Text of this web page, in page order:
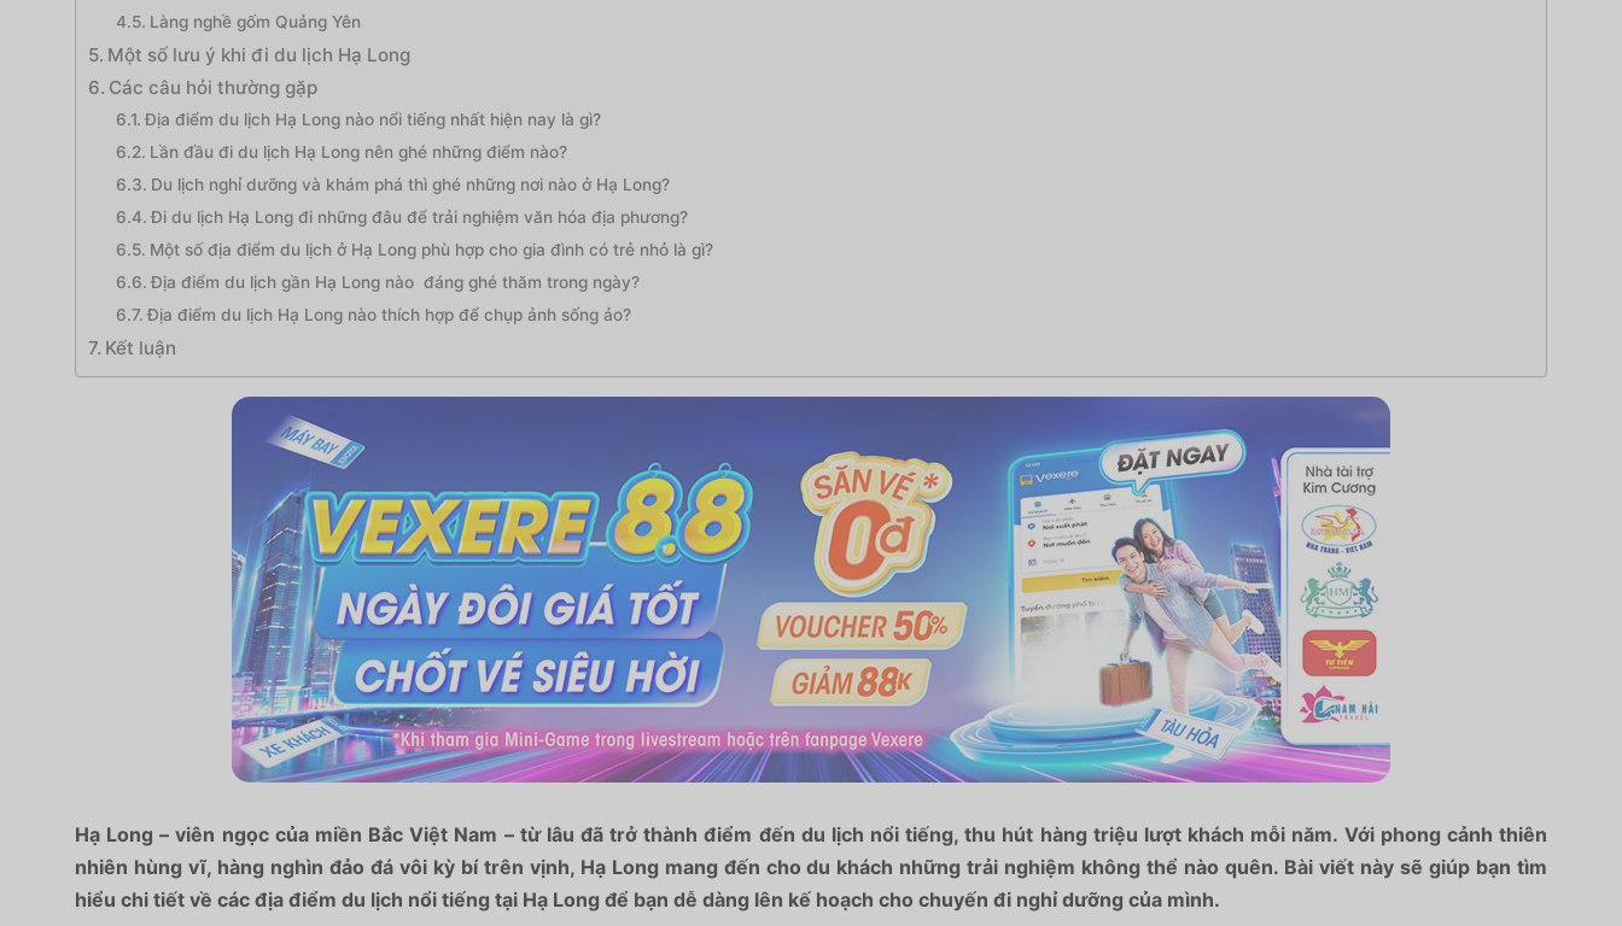
Làng nghề gốm Quảng Yên
Một số lưu ý khi đi du lịch Hạ Long
Các câu hỏi thường gặp
Địa điểm du lịch Hạ Long nào nổi tiếng nhất hiện nay là gì?
Lần đầu đi du lịch Hạ Long nên ghé những điểm nào?
Du lịch nghỉ dưỡng và khám phá thì ghé những nơi nào ở Hạ Long?
Đi du lịch Hạ Long đi những đâu để trải nghiệm văn hóa địa phương?
Một số địa điểm du lịch ở Hạ Long phù hợp cho gia đình có trẻ nhỏ là gì?
Địa điểm du lịch gần Hạ Long nào đáng ghé thăm trong ngày?
Địa điểm du lịch Hạ Long nào thích hợp để chụp ảnh sống ảo?
Kết luận
Hạ Long – viên ngọc của miền Bắc Việt Nam – từ lâu đã trở thành điểm đến du lịch nổi tiếng, thu hút hàng triệu lượt khách mỗi năm. Với phong cảnh thiên
nhiên hùng vĩ, hàng nghìn đảo đá vôi kỳ bí trên vịnh, Hạ Long mang đến cho du khách những trải nghiệm không thể nào quên. Bài viết này sẽ giúp bạn tìm
hiểu chi tiết về các địa điểm du lịch nổi tiếng tại Hạ Long để bạn dễ dàng lên kế hoạch cho chuyến đi nghỉ dưỡng của mình.